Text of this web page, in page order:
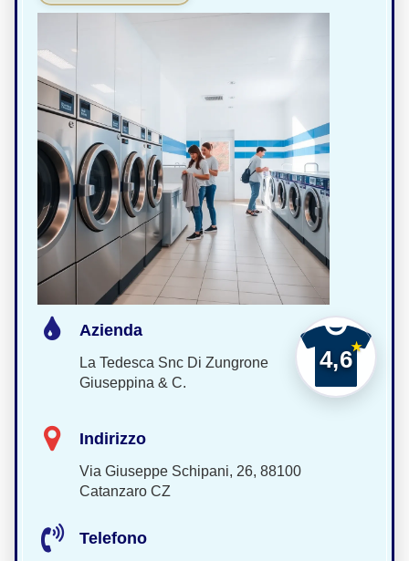
4,6
Azienda
La Tedesca Snc Di Zungrone
Giuseppina & C.
Indirizzo
Via Giuseppe Schipani, 26, 88100
Catanzaro CZ
Telefono